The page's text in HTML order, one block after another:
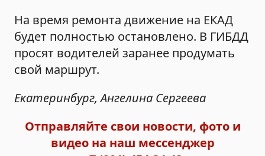
На время ремонта движение на ЕКАД
будет полностью остановлено. В ГИБДД
просят водителей заранее продумать
свой маршрут.
Екатеринбург, Ангелина Сергеева
Отправляйте свои новости, фото и
видео на наш мессенджер